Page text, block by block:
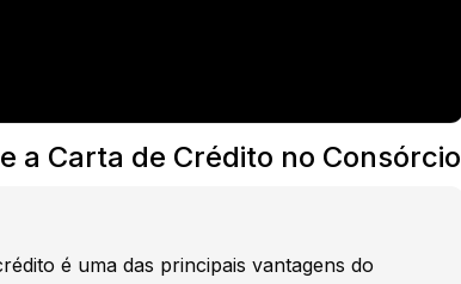
a Carta de Crédito no Consórcio
é uma das principais vantagens do